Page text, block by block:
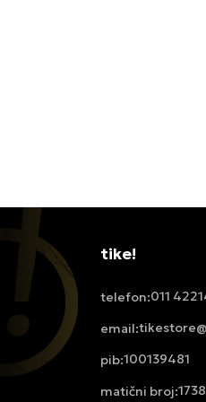
tike!
telefon:011
email:
pib:100139481
matični broj: